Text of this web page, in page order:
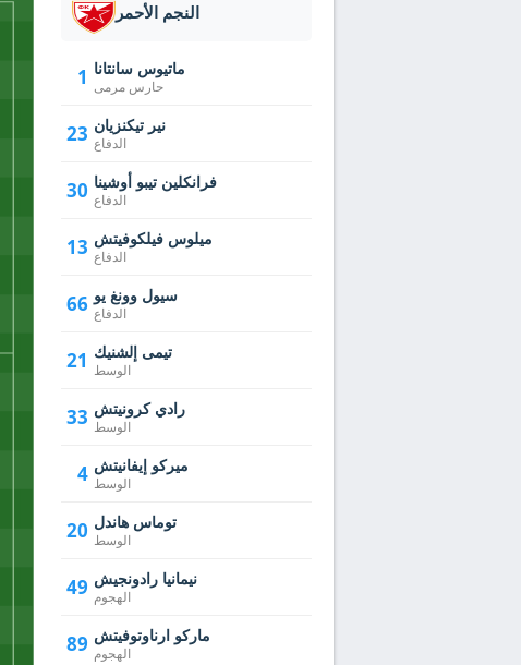
النجم الأحمر
1 ماتيوس سانتانا
حارس مرمى
23 نير تيكنزيان
الدفاع
30 فرانكلين تيبو أوشينا
الدفاع
13 ميلوس فيلكوفيتش
الدفاع
66 سيول وونغ يو
الدفاع
21 تيمى إلشنيك
الوسط
33 رادي كرونيتش
الوسط
4 ميركو إيفانيتش
الوسط
20 توماس هاندل
الوسط
49 نيمانيا رادونجيش
الهجوم
89 ماركو ارناوتوفيتش
الهجوم